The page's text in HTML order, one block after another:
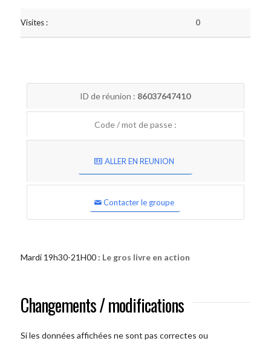
Visites : 0
ID de réunion : 86037647410
Code / mot de passe :
ALLER EN REUNION
Contacter le groupe
Mardi 19h30-21H00 : Le gros livre en action
Changements / modifications
Si les données affichées ne sont pas correctes ou